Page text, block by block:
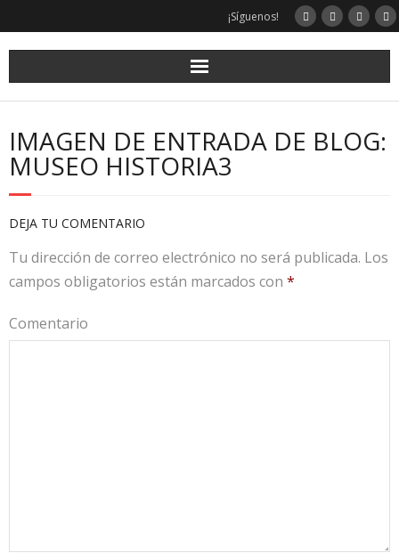
¡Síguenos!
IMAGEN DE ENTRADA DE BLOG:
MUSEO HISTORIA3
DEJA TU COMENTARIO
Tu dirección de correo electrónico no será publicada. Los
campos obligatorios están marcados con *
Comentario